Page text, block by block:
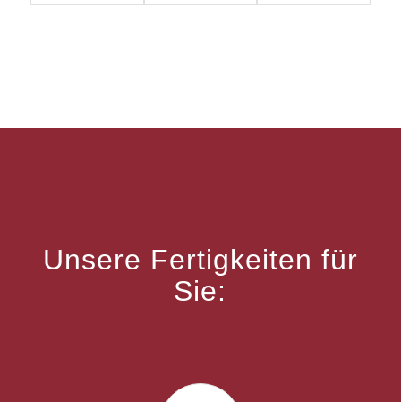
Unsere Fertigkeiten für
Sie: